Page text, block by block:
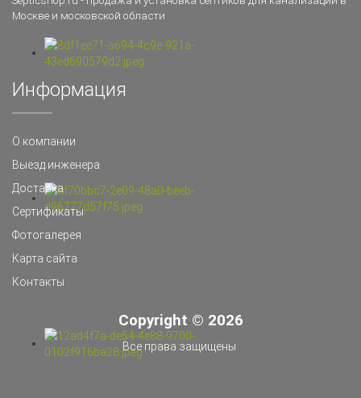
Москве и московской области
Информация
О компании
Выезд инженера
Доставка
Сертификаты
Фотогалерея
Карта сайта
Контакты
Copyright © 2026
Все права защищены